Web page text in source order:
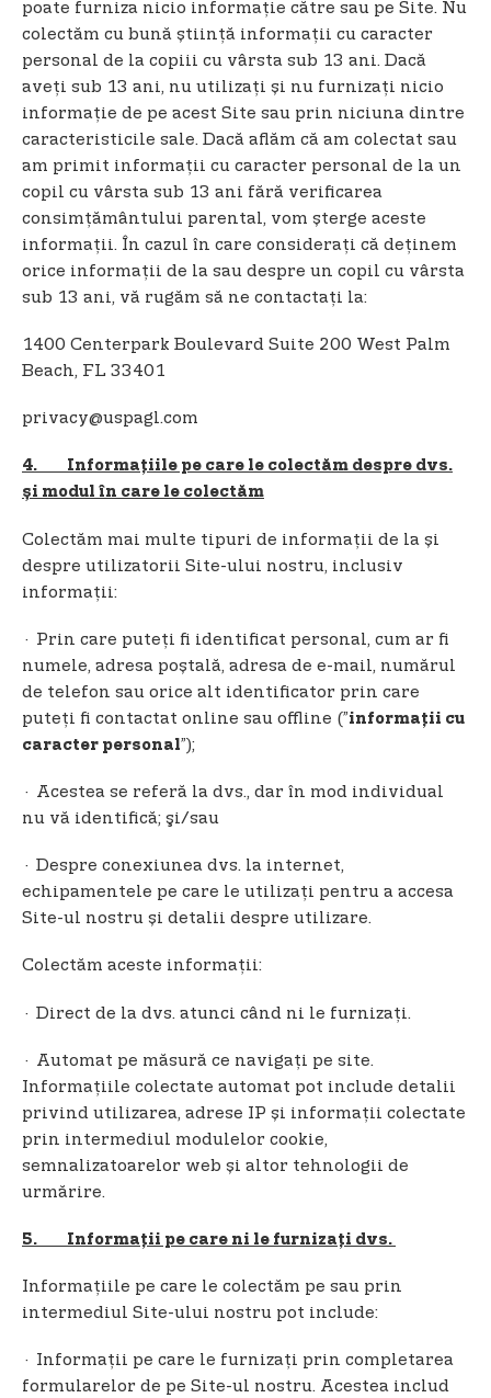
poate furniza nicio informație către sau pe Site. Nu
colectăm cu bună știință informații cu caracter
personal de la copiii cu vârsta sub 13 ani. Dacă
aveți sub 13 ani, nu utilizați și nu furnizați nicio
informație de pe acest Site sau prin niciuna dintre
caracteristicile sale. Dacă aflăm că am colectat sau
am primit informații cu caracter personal de la un
copil cu vârsta sub 13 ani fără verificarea
consimțământului parental, vom șterge aceste
informații. În cazul în care considerați că deținem
orice informații de la sau despre un copil cu vârsta
sub 13 ani, vă rugăm să ne contactați la:
1400 Centerpark Boulevard Suite 200 West Palm
Beach, FL 33401
privacy@uspagl.com
4. Informațiile pe care le colectăm despre dvs.
și modul în care le colectăm
Colectăm mai multe tipuri de informații de la și
despre utilizatorii Site-ului nostru, inclusiv
informaţii:
· Prin care puteți fi identificat personal, cum ar fi
numele, adresa poștală, adresa de e-mail, numărul
de telefon sau orice alt identificator prin care
puteți fi contactat online sau offline (”informații cu
caracter personal”);
· Acestea se referă la dvs., dar în mod individual
nu vă identifică; şi/sau
· Despre conexiunea dvs. la internet,
echipamentele pe care le utilizați pentru a accesa
Site-ul nostru și detalii despre utilizare.
Colectăm aceste informații:
· Direct de la dvs. atunci când ni le furnizați.
· Automat pe măsură ce navigați pe site.
Informațiile colectate automat pot include detalii
privind utilizarea, adrese IP și informații colectate
prin intermediul modulelor cookie,
semnalizatoarelor web și altor tehnologii de
urmărire.
5. Informații pe care ni le furnizați dvs.
Informațiile pe care le colectăm pe sau prin
intermediul Site-ului nostru pot include:
· Informații pe care le furnizați prin completarea
formularelor de pe Site-ul nostru. Acestea includ